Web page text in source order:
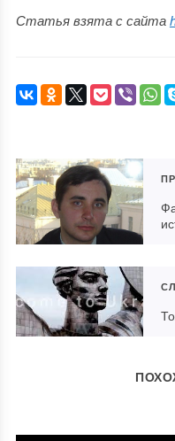
Статья взята с сайта